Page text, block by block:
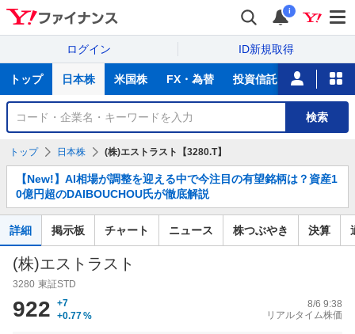
i
ログイン ID新規取得
サ
トップ 日本株 米国株 FX・為替 投資信託 ニュース
銘
検
検索
トップ 日本株 (株)エストラスト【3280.T】
知
ら
せ
【New!】AI相場が調整を迎える中で今注目の有望銘柄は？資産1
0億円超のDAIBOUCHOU氏が徹底解説
詳細 掲示板 チャート ニュース 株つぶやき 決算
(株)エストラスト
3280 東証STD
922
+7
+0.77%
8/6 9:38
リアルタイム株価